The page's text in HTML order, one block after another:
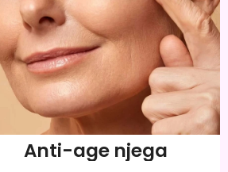
Anti-age njega